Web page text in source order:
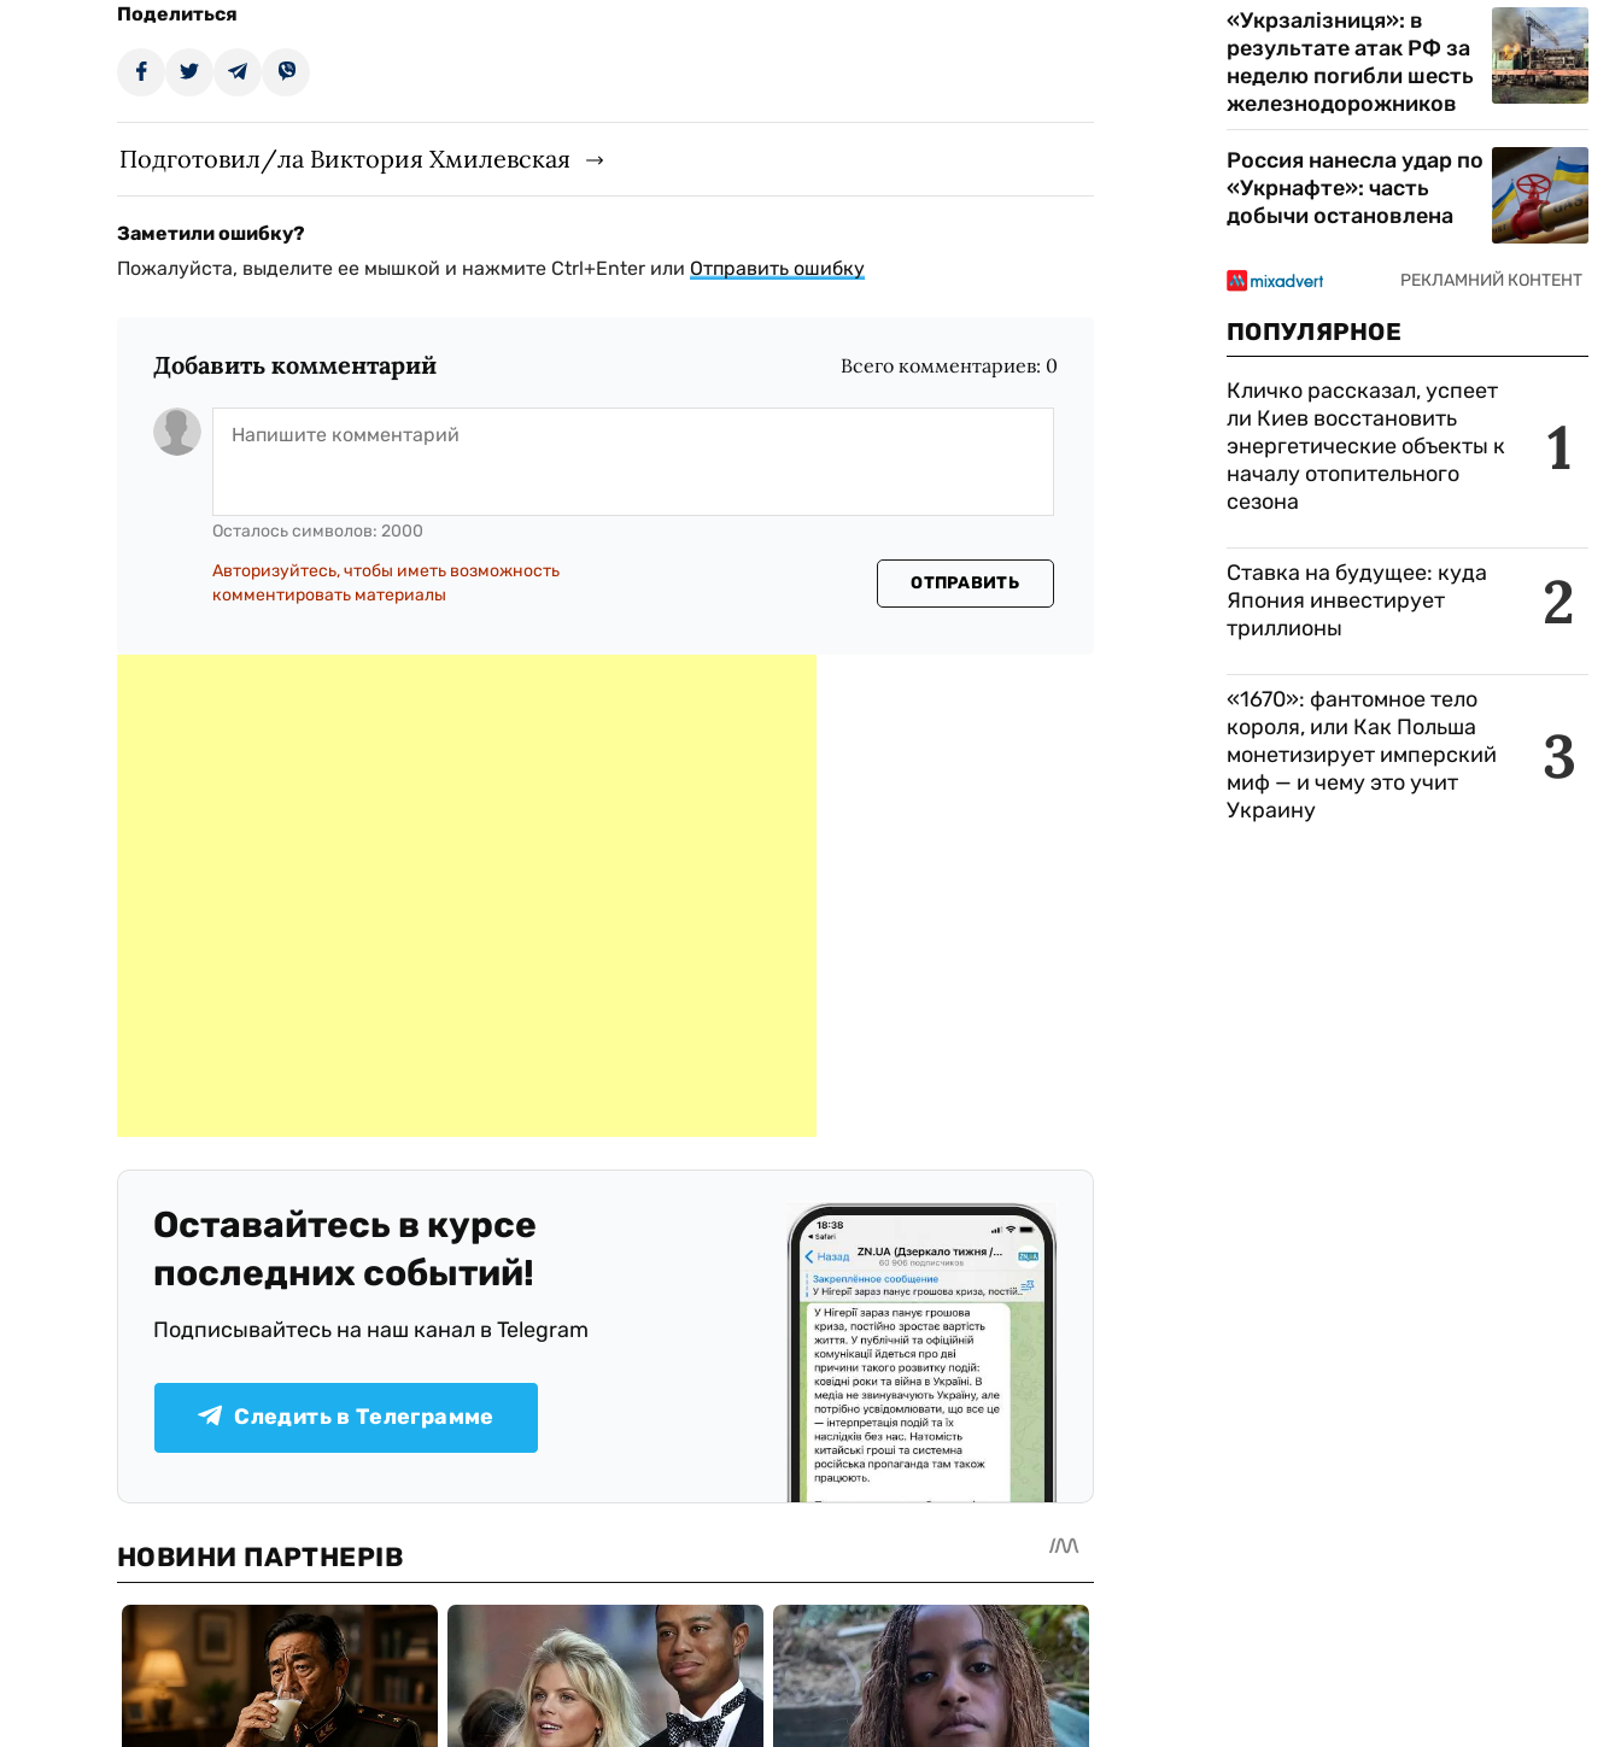
Поделиться
Подготовил/ла Виктория Хмилевская
Заметили ошибку?
Пожалуйста, выделите ее мышкой и нажмите Ctrl+Enter или Отправить ошибку
Добавить комментарий Всего комментариев: 0
Осталось символов: 2000
Авторизуйтесь, чтобы иметь возможность
комментировать материалы
ОТПРАВИТЬ
Оставайтесь в курсе
последних событий!
Подписывайтесь на наш канал в Telegram
Следить в Телеграмме
«Укрзалізниця»: в
результате атак РФ за
неделю погибли шесть
железнодорожников
Россия нанесла удар по
«Укрнафте»: часть
добычи остановлена
ПОПУЛЯРНОЕ
1
Кличко рассказал, успеет
ли Киев восстановить
энергетические объекты к
началу отопительного
сезона
2
Ставка на будущее: куда
Япония инвестирует
триллионы
3
«1670»: фантомное тело
короля, или Как Польша
монетизирует имперский
миф — и чему это учит
Украину